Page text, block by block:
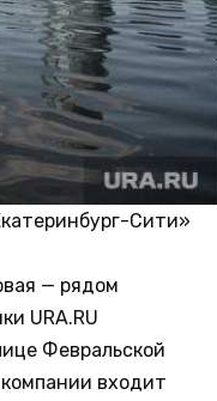
Сити»
— рядом
URA.RU
Февральской
входит